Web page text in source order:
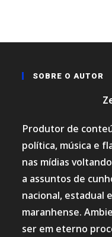
SOBRE O AUTOR
Produtor de
política, música e
nas mídias
a assuntos de
nacional, estadual
maranhense.
ser em eterno